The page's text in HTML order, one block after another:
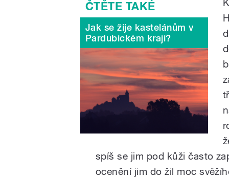
Jak se žije kastelánům v
Pardubickém kraji?
spíš se jim pod kůži často
ocenění jim do žil moc